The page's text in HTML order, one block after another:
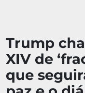
Trump
XIV de
que